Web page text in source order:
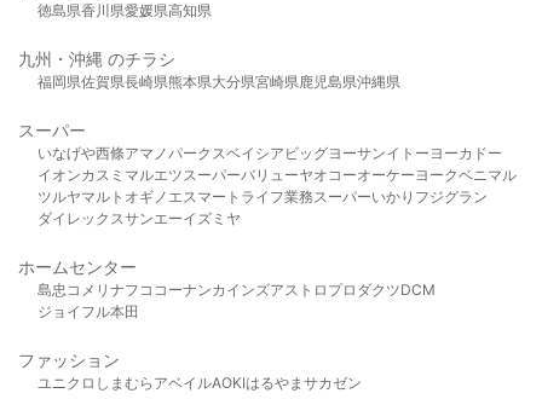
徳島県香川県愛媛県高知県
九州・沖縄 のチラシ
福岡県佐賀県長崎県熊本県大分県宮崎県鹿児島県沖縄県
スーパー
いなげや西條アマノパークスベイシア ビッグヨーサンイトーヨーカドー
イオンカスミ マルエツスーパーバリューヤオコーオーケー ヨークベニマル
ツルヤマルト オギノ エスマート ライフ業務スーパーいかり フジグラン
ダイレックスサンエーイズミヤ
ホームセンター
島忠 コメリ ナフコ コーナンカインズアストロプロダクツDCM
ジョイフル本田
ファッション
ユニクロ しまむら アベイルAOKIはるやま サカゼン